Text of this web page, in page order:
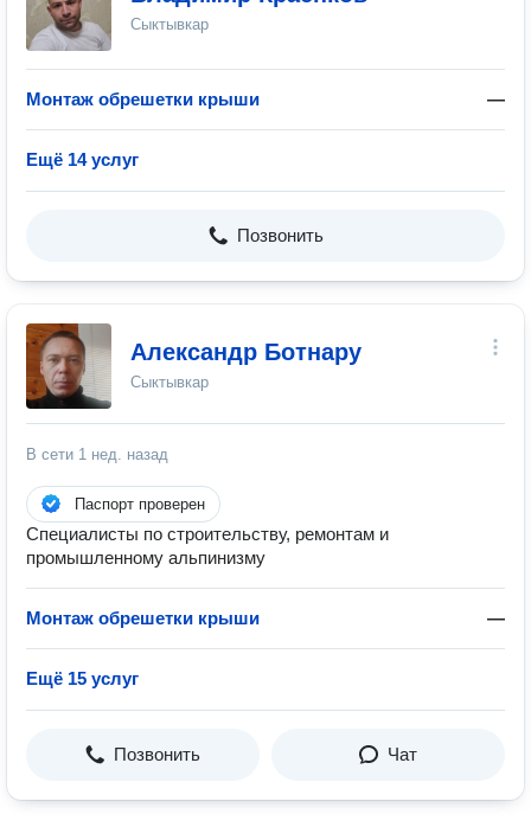
Сыктывкар
Монтаж обрешетки крыши —
Ещё 14 услуг
Позвонить
Александр Ботнару
Сыктывкар
В сети 1 нед. назад
Паспорт проверен
Специалисты по строительству, ремонтам и
промышленному альпинизму
Монтаж обрешетки крыши —
Ещё 15 услуг
Позвонить Чат